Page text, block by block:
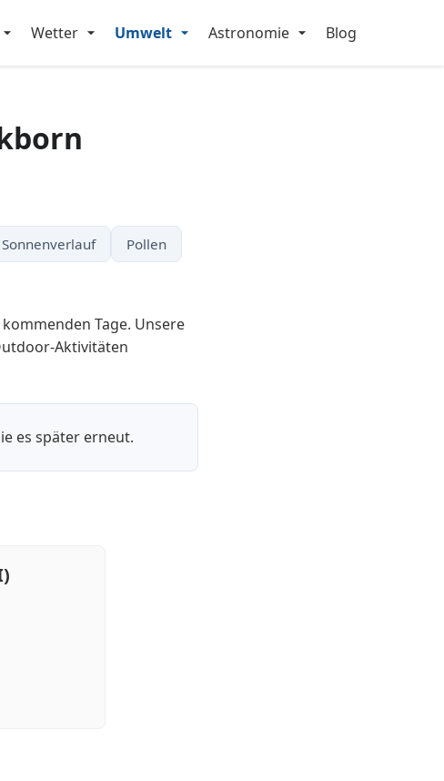
Wetter Umwelt Astronomie Blog
Sonnenverlauf Pollen
Tage. Unsere
Aktivitäten
es später erneut.